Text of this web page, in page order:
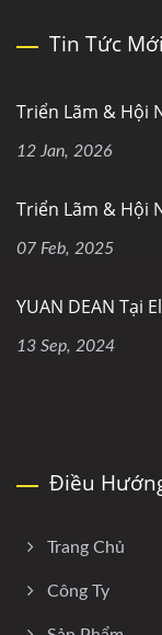
Tin Tức
Triển Lãm & Hội
12 Jan, 2026
Triển Lãm & Hội
07 Feb, 2025
YUAN DEAN Tại
13 Sep, 2024
Điều
Trang Chủ
Công Ty